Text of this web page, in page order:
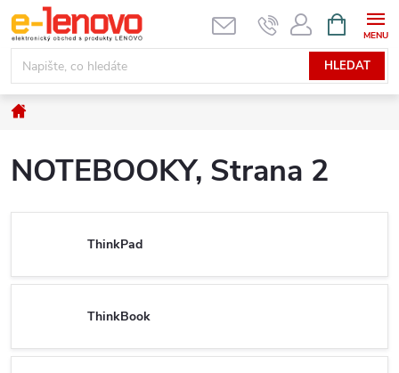
Přejít
na
obsah
HLEDAT
NÁKUPNÍ
KOŠÍK
Domů
NOTEBOOKY, Strana 2
ThinkPad
ThinkBook